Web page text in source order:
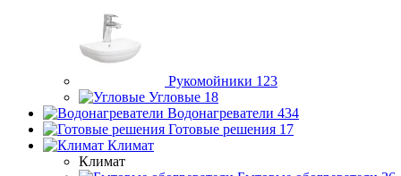
Рукомойники 123
Угловые 18
Водонагреватели 434
Готовые решения 17
Климат
Климат